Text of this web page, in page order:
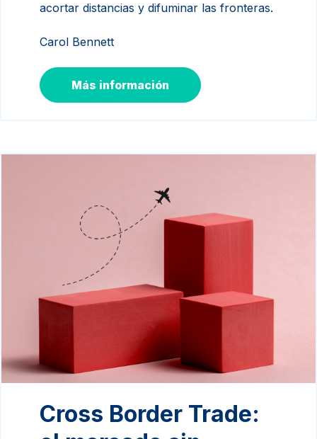
acortar distancias y difuminar las fronteras.
Carol Bennett
Más información
Cross Border Trade: